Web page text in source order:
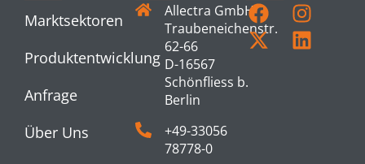
Marktsektoren
Produktentwicklung
Anfrage
Über Uns
Allectra GmbH
Traubeneichenstr.
62-66
D-16567
Schönfliess b.
Berlin
+49-33056
78778-0